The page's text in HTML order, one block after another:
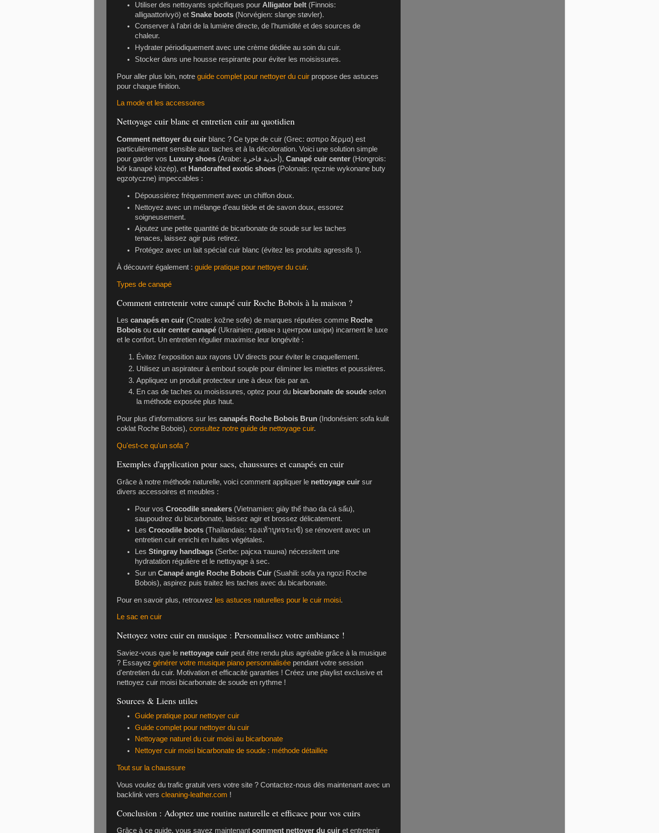
Utiliser des nettoyants spécifiques pour Alligator belt (Finnois:
alligaattorivyö) etSnake boots (Norvégien: slange støvler).
Conserver à l'abri de la lumière directe, de l'humidité et des sources de
chaleur.
Hydrater périodiquement avec une crème dédiée au soin du cuir.
Stocker dans une housse respirante pour éviter les moisissures.
Pour aller plus loin, notre guide complet pour nettoyer du cuir propose des astuces
pour chaque finition.
La mode et les accessoires
Nettoyage cuir blanc et entretien cuir au quotidien
Comment nettoyer du cuir blanc ? Ce type de cuir (Grec: ασπρο δέρμα) est
particulièrement sensible aux taches et à la décoloration. Voici une solution simple
pour garder vos Luxury shoes (Arabe: أحذية فاخرة), Canapé cuir center (Hongrois:
bőr kanapé közép), et Handcrafted exotic shoes (Polonais: ręcznie wykonane buty
egzotyczne) impeccables :
Dépoussiérez fréquemment avec un chiffon doux.
Nettoyez avec un mélange d'eau tiède et de savon doux, essorez
soigneusement.
Ajoutez une petite quantité de bicarbonate de soude sur les taches
tenaces, laissez agir puis retirez.
Protégez avec un lait spécial cuir blanc (évitez les produits agressifs !).
À découvrir également : guide pratique pour nettoyer du cuir.
Types de canapé
Comment entretenir votre canapé cuir Roche Bobois à la maison ?
Les canapés en cuir (Croate: kožne sofe) de marques réputées comme Roche
Bobois ou cuir center canapé (Ukrainien: диван з центром шкіри) incarnent le luxe
et le confort. Un entretien régulier maximise leur longévité :
Évitez l'exposition aux rayons UV directs pour éviter le craquellement.
Utilisez un aspirateur à embout souple pour éliminer les miettes et poussières.
Appliquez un produit protecteur une à deux fois par an.
En cas de taches ou moisissures, optez pour du bicarbonate de soude selon
la méthode exposée plus haut.
Pour plus d'informations sur les canapés Roche Bobois Brun (Indonésien: sofa kulit
coklat Roche Bobois), consultez notre guide de nettoyage cuir.
Qu'est-ce qu'un sofa ?
Exemples d'application pour sacs, chaussures et canapés en cuir
Grâce à notre méthode naturelle, voici comment appliquer le nettoyage cuir sur
divers accessoires et meubles :
Pour vosCrocodile sneakers (Vietnamien: giày thể thao da cá sấu),
saupoudrez du bicarbonate, laissez agir et brossez délicatement.
LesCrocodile boots (Thaïlandais: รองเท้าบูทจระเข้) se rénovent avec un
entretien cuir enrichi en huiles végétales.
LesStingray handbags (Serbe: рајска ташна) nécessitent une
hydratation régulière et le nettoyage à sec.
Sur unCanapé angle Roche Bobois Cuir (Suahili: sofa ya ngozi Roche
Bobois), aspirez puis traitez les taches avec du bicarbonate.
Pour en savoir plus, retrouvez les astuces naturelles pour le cuir moisi.
Le sac en cuir
Nettoyez votre cuir en musique : Personnalisez votre ambiance !
Saviez-vous que le nettoyage cuir peut être rendu plus agréable grâce à la musique
? Essayez générer votre musique piano personnalisée pendant votre session
d'entretien du cuir. Motivation et efficacité garanties ! Créez une playlist exclusive et
nettoyez cuir moisi bicarbonate de soude en rythme !
Sources & Liens utiles
Guide pratique pour nettoyer cuir
Guide complet pour nettoyer du cuir
Nettoyage naturel du cuir moisi au bicarbonate
Nettoyer cuir moisi bicarbonate de soude : méthode détaillée
Tout sur la chaussure
Vous voulez du trafic gratuit vers votre site ? Contactez-nous dès maintenant avec un
backlink vers cleaning-leather.com !
Conclusion : Adoptez une routine naturelle et efficace pour vos cuirs
Grâce à ce guide, vous savez maintenant comment nettoyer du cuir et entretenir